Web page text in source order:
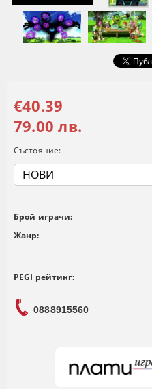
€40.39
79.00 лв.
Състояние:
Брой играчи:
Жанр:
PEGI рейтинг:
0888915560